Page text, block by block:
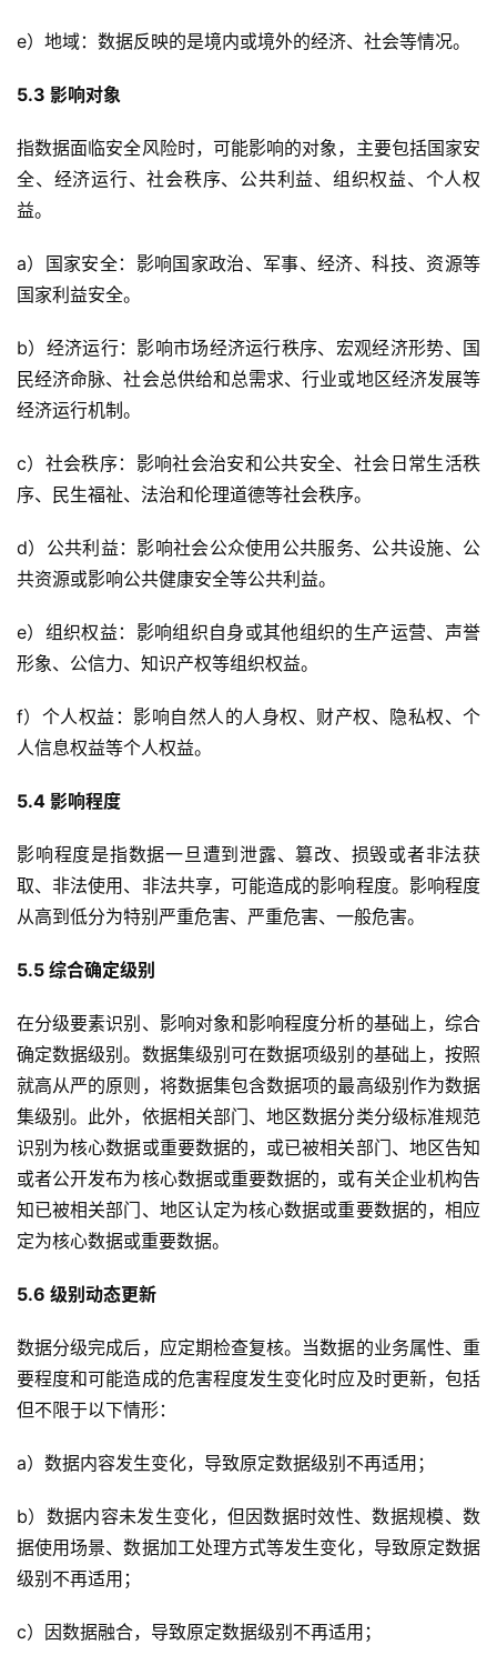
e）地域：数据反映的是境内或境外的经济、社会等情况。
5.3 影响对象
指数据面临安全风险时，可能影响的对象，主要包括国家安
全、经济运行、社会秩序、公共利益、组织权益、个人权
益。
a）国家安全：影响国家政治、军事、经济、科技、资源等
国家利益安全。
b）经济运行：影响市场经济运行秩序、宏观经济形势、国
民经济命脉、社会总供给和总需求、行业或地区经济发展等
经济运行机制。
c）社会秩序：影响社会治安和公共安全、社会日常生活秩
序、民生福祉、法治和伦理道德等社会秩序。
d）公共利益：影响社会公众使用公共服务、公共设施、公
共资源或影响公共健康安全等公共利益。
e）组织权益：影响组织自身或其他组织的生产运营、声誉
形象、公信力、知识产权等组织权益。
f）个人权益：影响自然人的人身权、财产权、隐私权、个
人信息权益等个人权益。
5.4 影响程度
影响程度是指数据一旦遭到泄露、篡改、损毁或者非法获
取、非法使用、非法共享，可能造成的影响程度。影响程度
从高到低分为特别严重危害、严重危害、一般危害。
5.5 综合确定级别
在分级要素识别、影响对象和影响程度分析的基础上，综合
确定数据级别。数据集级别可在数据项级别的基础上，按照
就高从严的原则，将数据集包含数据项的最高级别作为数据
集级别。此外，依据相关部门、地区数据分类分级标准规范
识别为核心数据或重要数据的，或已被相关部门、地区告知
或者公开发布为核心数据或重要数据的，或有关企业机构告
知已被相关部门、地区认定为核心数据或重要数据的，相应
定为核心数据或重要数据。
5.6 级别动态更新
数据分级完成后，应定期检查复核。当数据的业务属性、重
要程度和可能造成的危害程度发生变化时应及时更新，包括
但不限于以下情形：
a）数据内容发生变化，导致原定数据级别不再适用；
b）数据内容未发生变化，但因数据时效性、数据规模、数
据使用场景、数据加工处理方式等发生变化，导致原定数据
级别不再适用；
c）因数据融合，导致原定数据级别不再适用；